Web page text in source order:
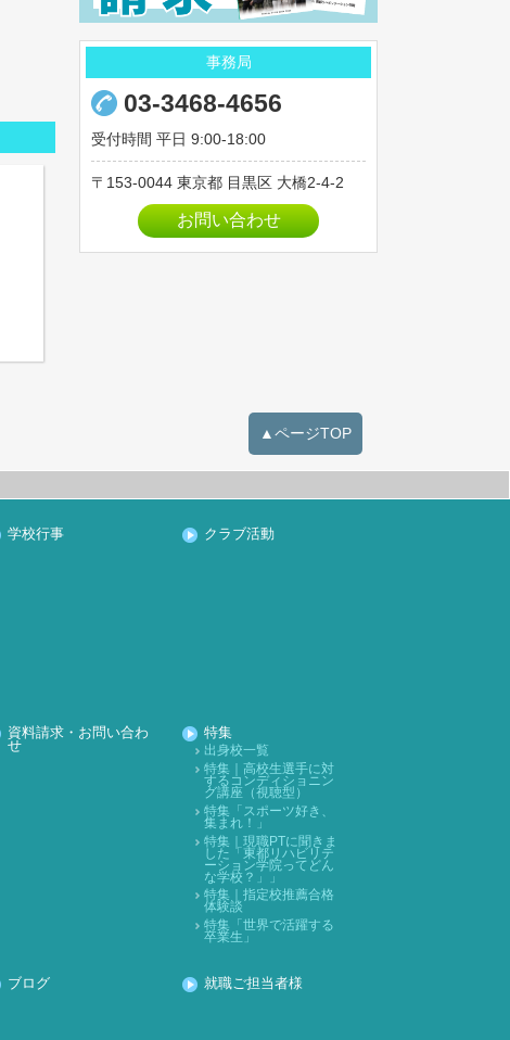
事務局
03-3468-4656
受付時間 平日 9:00-18:00
153-0044 東京都 目黒区 大橋2-4-2
お問い合わせ
▲ページTOP
学校行事 クラブ活動
資料請求・お問い合わ
せ
特集
出身校一覧
特集｜高校生選手に対
するコンディショニン
グ講座（視聴型）
特集「スポーツ好き、
集まれ！」
特集｜現職PTに聞きま
した「東都リハビリテ
ーション学院ってどん
な学校？」」
特集｜指定校推薦合格
体験談
特集「世界で活躍する
卒業生」
ブログ 就職ご担当者様